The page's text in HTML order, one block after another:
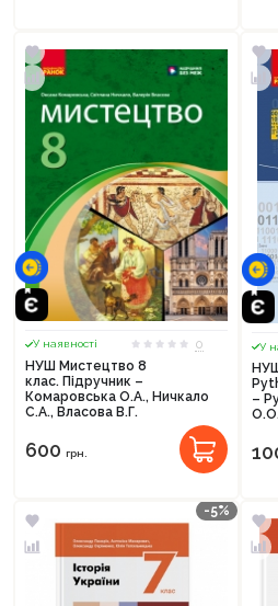
У наявності
0
НУШ Мистецтво 8
клас. Підручник –
Комаровська О.А., Ничкало
С.А., Власова В.Г.
600 грн.
У
–
О.О.
-5%